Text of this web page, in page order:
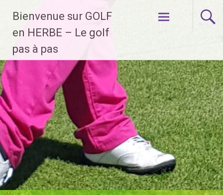
contenu
Bienvenue sur GOLF
en HERBE – Le golf
pas à pas